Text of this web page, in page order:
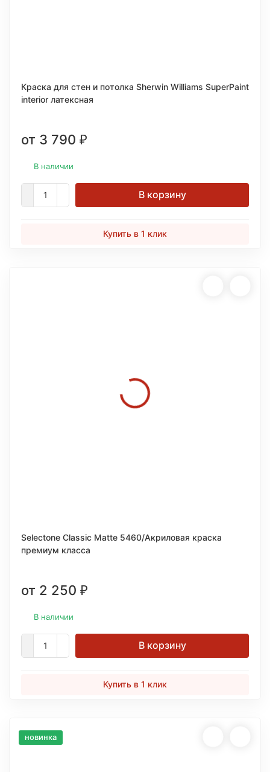
Краска для стен и потолка Sherwin Williams SuperPaint
interior латексная
от 3 790 ₽
В наличии
В корзину
Купить в 1 клик
Selectone Classic Matte 5460/Акриловая краска
премиум класса
от 2 250 ₽
В наличии
В корзину
Купить в 1 клик
новинка